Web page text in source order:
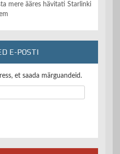
mere ääres hävitati Starlinki
E-POSTI
et saada märguandeid.